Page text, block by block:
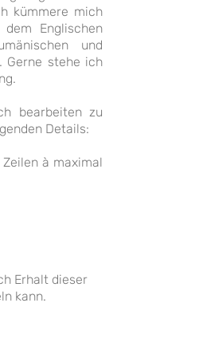
kümmere mich
Englischen
und
Gerne stehe ich
bearbeiten zu
Details:
à maximal
Erhalt dieser
kann.